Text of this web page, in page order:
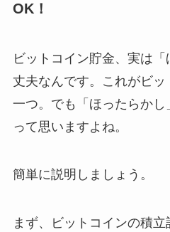
OK！
ビットコイン貯金、実は
丈夫なんです。これがビ
一つ。でも「ほったらかし
って思いますよね。
簡単に説明しましょう。
まず、ビットコインの積